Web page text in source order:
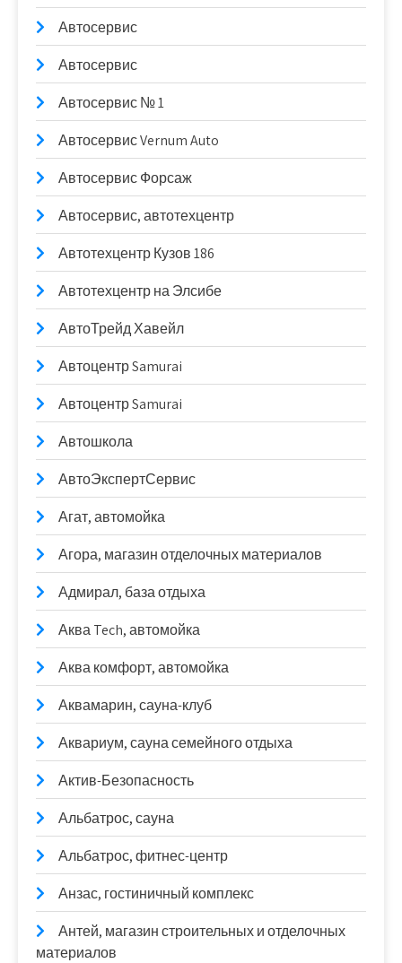
Автосервис
Автосервис
Автосервис № 1
Автосервис Vernum Auto
Автосервис Форсаж
Автосервис, автотехцентр
Автотехцентр Кузов 186
Автотехцентр на Элсибе
АвтоТрейд Хавейл
Автоцентр Samurai
Автоцентр Samurai
Автошкола
АвтоЭкспертСервис
Агат, автомойка
Агора, магазин отделочных материалов
Адмирал, база отдыха
Аква Tech, автомойка
Аква комфорт, автомойка
Аквамарин, сауна-клуб
Аквариум, сауна семейного отдыха
Актив-Безопасность
Альбатрос, сауна
Альбатрос, фитнес-центр
Анзас, гостиничный комплекс
Антей, магазин строительных и отделочных
материалов